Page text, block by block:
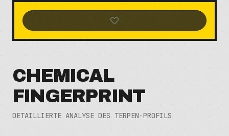
CHEMICAL
FINGERPRINT
DETAILLIERTE ANALYSE DES TERPEN-PROFILS